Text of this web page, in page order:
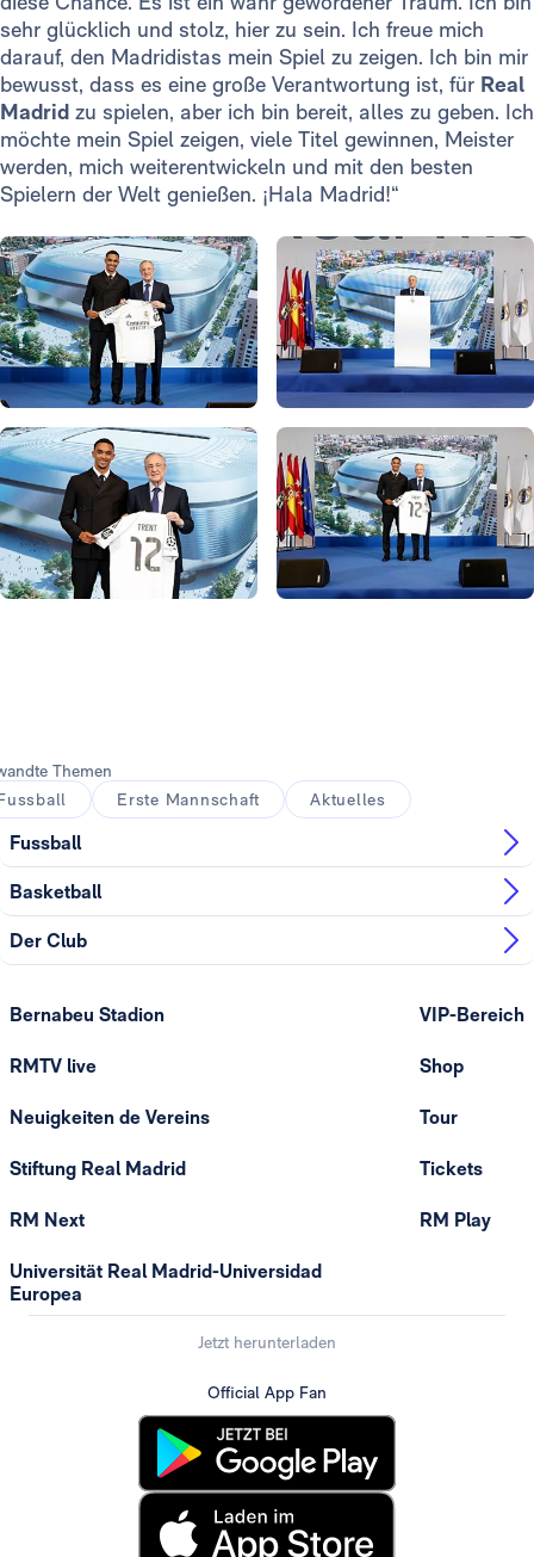
sehr glücklich und stolz, hier zu sein. Ich freue mich
darauf, den Madridistas mein Spiel zu zeigen. Ich bin mir
bewusst, dass es eine große Verantwortung ist, für Real
Madrid zu spielen, aber ich bin bereit, alles zu geben. Ich
möchte mein Spiel zeigen, viele Titel gewinnen, Meister
werden, mich weiterentwickeln und mit den besten
Spielern der Welt genießen. ¡Hala Madrid!“
Themen
Erste Mannschaft Aktuelles
Fussball
Basketball
Der Club
Bernabeu Stadion
RMTV live
Neuigkeiten de Vereins
Stiftung Real Madrid
RM Next
Universität Real Madrid-Universidad
Europea
VIP-Bereich
Shop
Tour
Tickets
RM Play
Jetzt herunterladen
Official App Fan